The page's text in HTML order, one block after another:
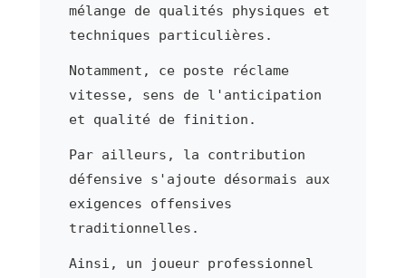
mélange de qualités physiques et
techniques particulières.
Notamment, ce poste réclame
vitesse, sens de l'anticipation
et qualité de finition.
Par ailleurs, la contribution
défensive s'ajoute désormais aux
exigences offensives
traditionnelles.
Ainsi, un joueur professionnel